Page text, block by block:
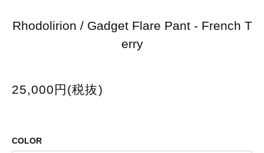
Rhodolirion / Gadget Flare Pant - French T
erry
25,000円(税抜)
COLOR